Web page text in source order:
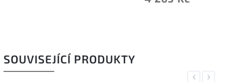
SOUVISEJÍCÍ PRODUKTY
Previous
Next